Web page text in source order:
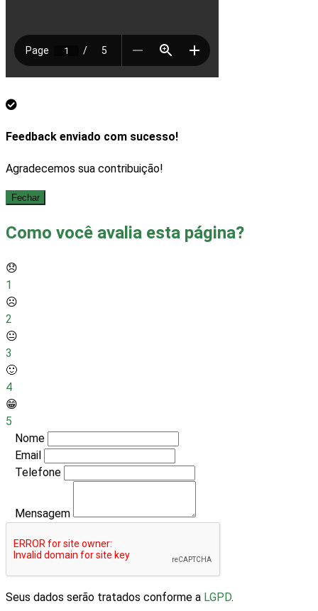
Feedback enviado com sucesso!
Agradecemos sua contribuição!
Fechar
Como você avalia esta página?
😞
1
☹️
2
😐
3
🙂
4
😁
5
Nome
Email
Telefone
Mensagem
Seus dados serão tratados conforme a LGPD.